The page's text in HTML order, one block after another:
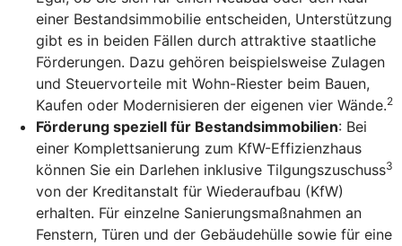
einer Bestandsimmobilie entscheiden, Unterstützung
gibt es in beiden Fällen durch attraktive staatliche
Förderungen. Dazu gehören beispielsweise Zulagen
und Steuervorteile mit Wohn-Riester beim Bauen,
Kaufen oder Modernisieren der eigenen vier Wände.2
Förderung speziell für Bestandsimmobilien: Bei
einer Komplettsanierung zum KfW-Effizienzhaus
können Sie ein Darlehen inklusive Tilgungszuschuss3
von der Kreditanstalt für Wiederaufbau (KfW)
erhalten. Für einzelne Sanierungsmaßnahmen an
Fenstern, Türen und der Gebäudehülle sowie für eine